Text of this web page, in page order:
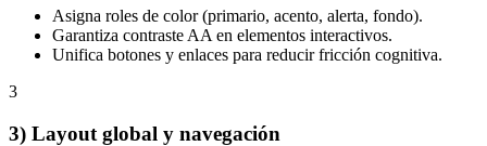
Asigna roles de color (primario, acento, alerta, fondo).
Garantiza contraste AA en elementos interactivos.
Unifica botones y enlaces para reducir fricción cognitiva.
3
3) Layout global y navegación